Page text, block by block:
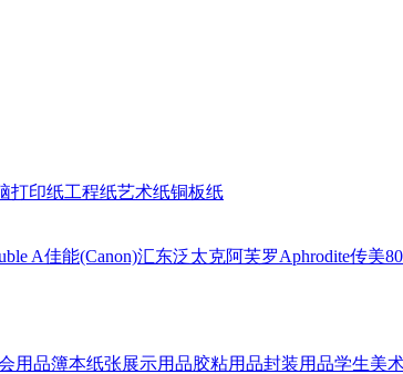
打印纸工程纸艺术纸铜板纸
A佳能(Canon)汇东泛太克阿芙罗Aphrodite传美
用品簿本纸张展示用品胶粘用品封装用品学生美